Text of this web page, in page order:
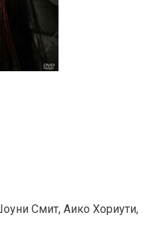
Смит, Аико Хориути,